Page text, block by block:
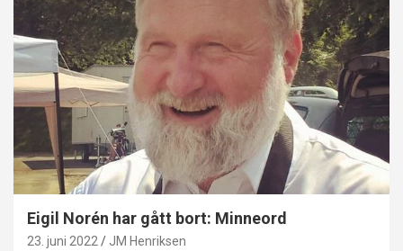
Eigil Norén har gått bort: Minneord
23. juni 2022 JM Henriksen